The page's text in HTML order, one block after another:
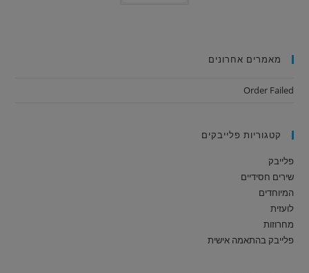
מאמרים אחרונים
Order Failed
קטגוריות פלייבקים
פלייבק
שירים חסידיים
המיוחדים
לועזית
מחרוזות
פלייבק בהתאמה אישית